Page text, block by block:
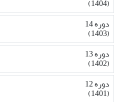
(1404)
دوره 14
(1403)
دوره 13
(1402)
دوره 12
(1401)